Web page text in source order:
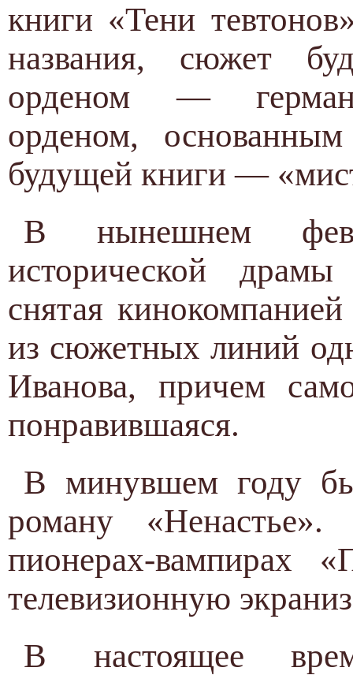
книги «Тени
названия, сюжет
орденом —
орденом,
будущей книги —
В нынешнем
исторической
снятая
из сюжетных линий
Иванова, причем
понравившаяся.
В минувшем году
роману
пионерах-вампирах
телевизионную
В настоящее